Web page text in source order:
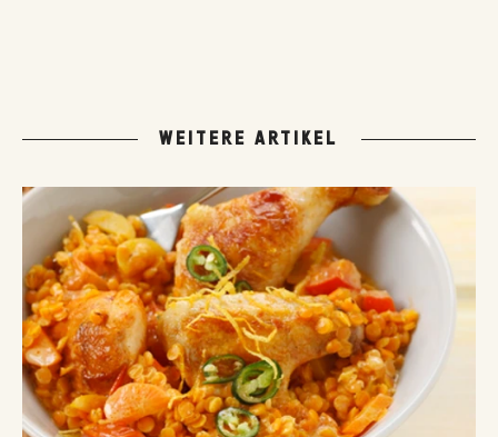
WEITERE ARTIKEL